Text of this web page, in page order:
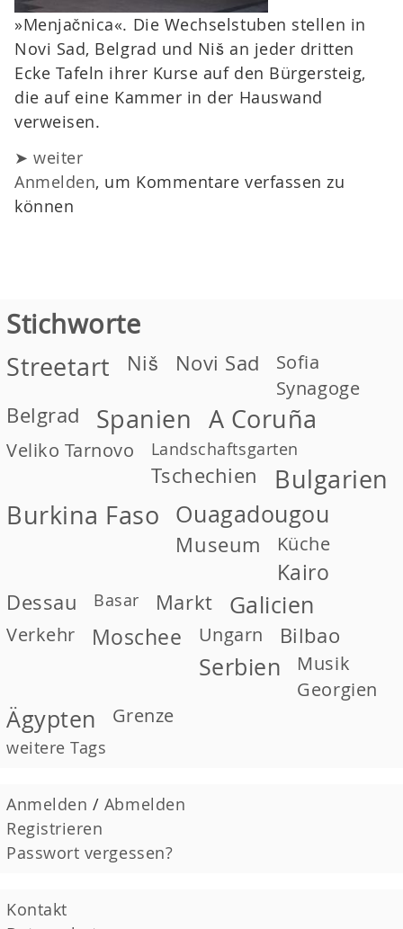
»Menjačnica«. Die Wechselstuben stellen in
Novi Sad, Belgrad und Niš an jeder dritten
Ecke Tafeln ihrer Kurse auf den Bürgersteig,
die auf eine Kammer in der Hauswand
verweisen.
➤ weiter
Anmelden, um Kommentare verfassen zu
können
Stichworte
Streetart Niš Novi Sad
Sofia
Synagoge
Belgrad Spanien A Coruña
Veliko Tarnovo Landschaftsgarten
Tschechien
Bulgarien
Burkina Faso
Ouagadougou
Museum Küche
Kairo
Dessau Basar Markt Galicien
Verkehr Moschee Ungarn Bilbao
Serbien
Musik
Georgien
Ägypten Grenze
weitere Tags
Anmelden / Abmelden
Registrieren
Passwort vergessen?
Kontakt